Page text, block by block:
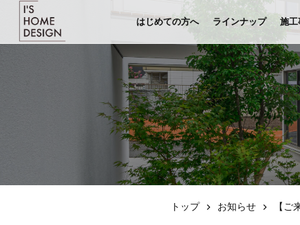
はじめての方へ ラインナップ 施工
トップ お知らせ 【